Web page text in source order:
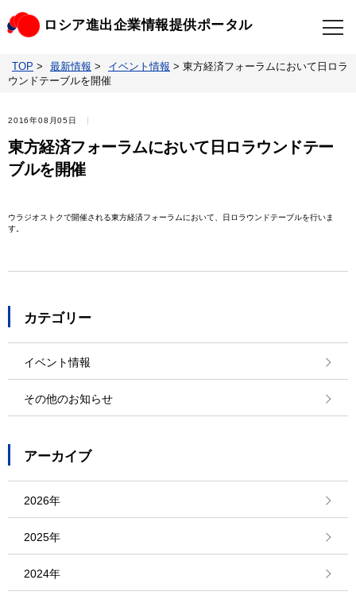
ロシア進出企業情報提供ポータル
TOP
ビジネスニュースクリップ
ロシア情報データベース
TOP > 最新情報 > イベント情報 > 東方経済フォーラムにおいて日ロラ
ウンドテーブルを開催
2016年08月05日
東方経済フォーラムにおいて日ロラウンドテー
ブルを開催
ウラジオストクで開催される東方経済フォーラムにおいて、日ロラウンドテーブルを行いま
す。
カテゴリー
イベント情報
その他のお知らせ
アーカイブ
2026年
2025年
2024年